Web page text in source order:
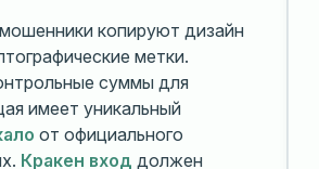
копируют дизайн
метки.
суммы для
имеет уникальный
от официального
Кракен вход должен